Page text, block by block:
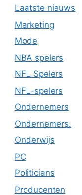
Laatste nieuws
Marketing
Mode
NBA spelers
NFL Spelers
NFL-spelers
Ondernemers
Ondernemers.
Onderwijs
PC
Politicians
Producenten